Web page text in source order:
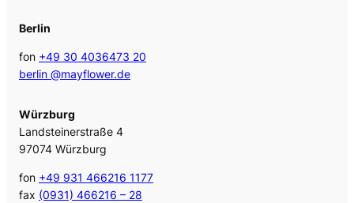
Berlin
fon +49 30 4036473 20
berlin @mayflower.de
Würzburg
Landsteinerstraße 4
97074 Würzburg
fon +49 931 466216 1177
fax (0931) 466216 – 28